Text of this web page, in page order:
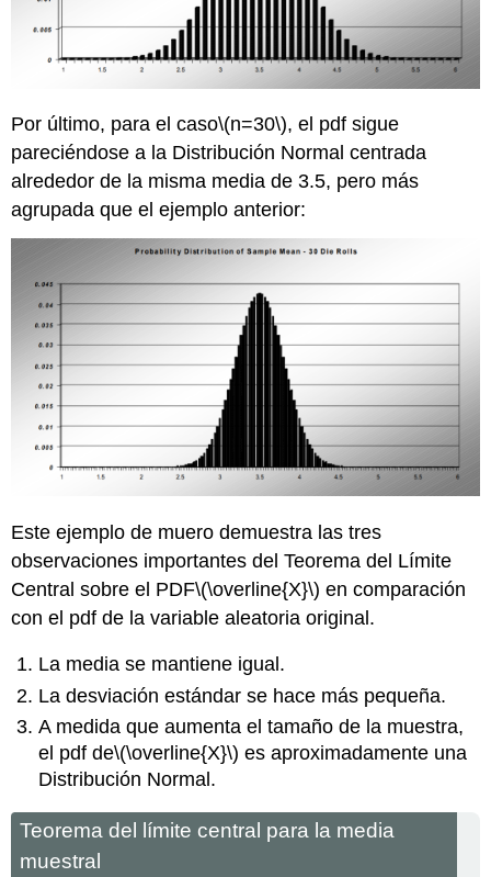
Por último, para el caso\(n=30\), el pdf sigue
pareciéndose a la Distribución Normal centrada
alrededor de la misma media de 3.5, pero más
agrupada que el ejemplo anterior:
Este ejemplo de muero demuestra las tres
observaciones importantes del Teorema del Límite
Central sobre el PDF\(\overline{X}\) en comparación
con el pdf de la variable aleatoria original.
La media se mantiene igual.
La desviación estándar se hace más pequeña.
A medida que aumenta el tamaño de la muestra,
el pdf de\(\overline{X}\) es aproximadamente una
Distribución Normal.
Teorema del límite central para la media
muestral